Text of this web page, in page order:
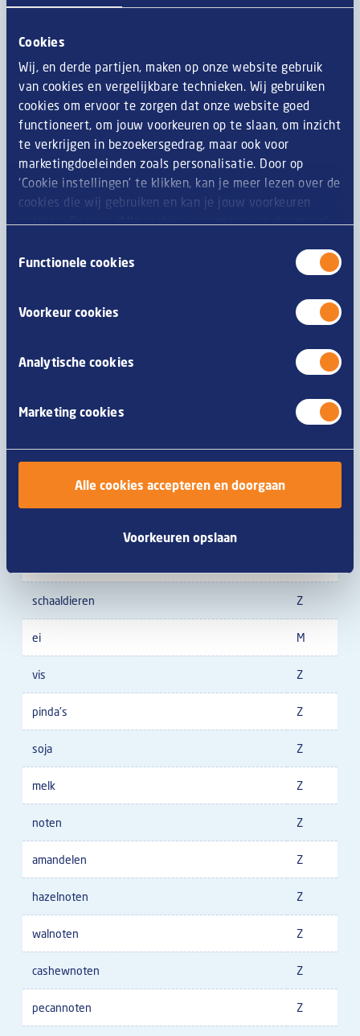
Cookies
Wij, en derde partijen, maken op onze website gebruik
van cookies en vergelijkbare technieken. Wij gebruiken
cookies om ervoor te zorgen dat onze website goed
functioneert, om jouw voorkeuren op te slaan, om inzicht
te verkrijgen in bezoekersgedrag, maar ook voor
marketingdoeleinden zoals personalisatie. Door op
‘Cookie instellingen’ te klikken, kan je meer lezen over de
cookies die wij gebruiken en kan je jouw voorkeuren
opslaan. Door op ‘Alle cookies accepteren en doorgaan’
cookies zoals omschreven in onze
Functionele cookies
Voorkeur cookies
Analytische cookies
Marketing cookies
Alle cookies accepteren en doorgaan
Voorkeuren opslaan
Algemene productinformatie
Bij Van Geloven doen we er alles aan om te zorgen dat
onze productinformatie zo accuraat mogelijk is. Echter,
omdat producten regelmatig worden verbeterd, kan
productinformatie zoals ingrediënten,
voedingswaarden, dieet of allergie-informatie geregeld
veranderen. We raden u daarom aan om altijd eerst de
verpakking te lezen alvorens u het product nuttigt. Zijn
er vragen of opmerkingen, neem dan contact op met
onze consumentenservice.
M
rogge Z
gerst Z
schaaldieren Z
ei M
vis Z
pinda's Z
soja Z
melk Z
noten Z
amandelen Z
hazelnoten Z
walnoten Z
cashewnoten Z
pecannoten Z